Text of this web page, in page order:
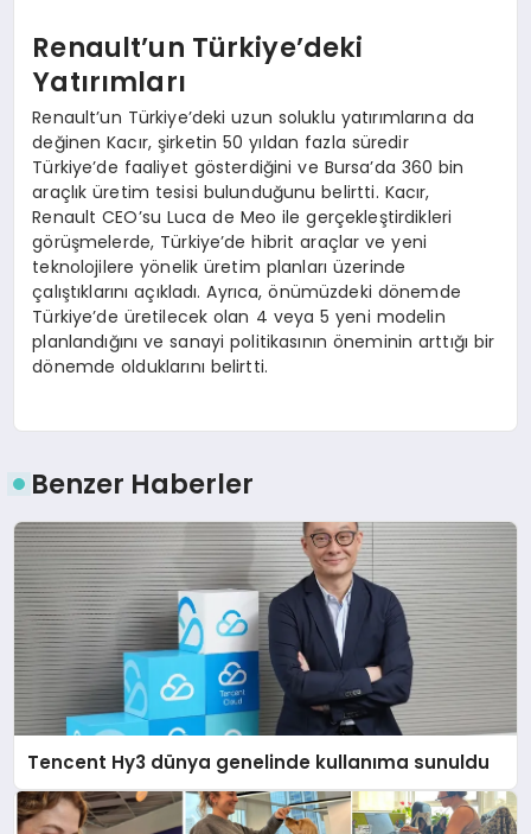
Renault’un Türkiye’deki
Yatırımları
Renault’un Türkiye’deki uzun soluklu yatırımlarına da
değinen Kacır, şirketin 50 yıldan fazla süredir
Türkiye’de faaliyet gösterdiğini ve Bursa’da 360 bin
araçlık üretim tesisi bulunduğunu belirtti. Kacır,
Renault CEO’su Luca de Meo ile gerçekleştirdikleri
görüşmelerde, Türkiye’de hibrit araçlar ve yeni
teknolojilere yönelik üretim planları üzerinde
çalıştıklarını açıkladı. Ayrıca, önümüzdeki dönemde
Türkiye’de üretilecek olan 4 veya 5 yeni modelin
planlandığını ve sanayi politikasının öneminin arttığı bir
dönemde olduklarını belirtti.
Benzer Haberler
Tencent Hy3 dünya genelinde kullanıma sunuldu